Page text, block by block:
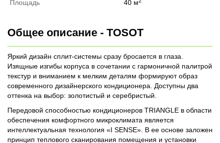
Площадь
40 м
Общее описание - TOSOT
Яркий дизайн сплит-системы сразу бросается в глаза.
Изящные изгибы корпуса в сочетании с гармоничной палитрой
текстур и вниманием к мелким деталям формируют образ
современного дизайнерского кондиционера. Доступны два
оттенка на выбор: золотистый и серебристый.
Передовой способностью кондиционеров TRIANGLE в области
обеспечения комфортного микроклимата является
интеллектуальная технология «I SENSE». В ее основе заложен
принцип теплового сканирования помещения и установки